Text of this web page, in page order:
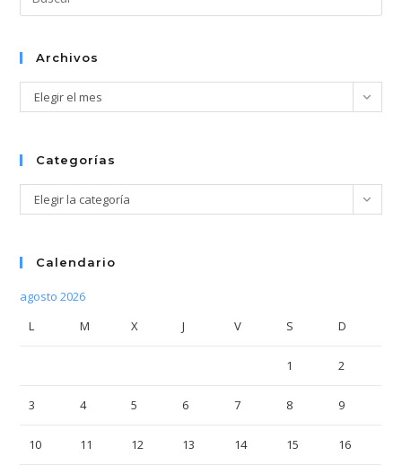
el
Archivos
Archivos
Elegir el mes
Categorías
Categorías
Elegir la categoría
Calendario
agosto 2026
L
M X J V S D
1 2
3 4 5 6 7 8 9
10 11 12 13 14 15 16